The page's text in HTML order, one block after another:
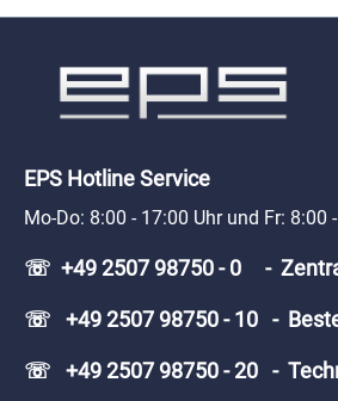
EPS Hotline Service
Mo-Do: 8:00 - 17:00 Uhr und Fr: 8:00
☏ +49 2507 98750 - 0 -
☏ +49 2507 98750 - 10 -
☏ +49 2507 98750 - 20 -